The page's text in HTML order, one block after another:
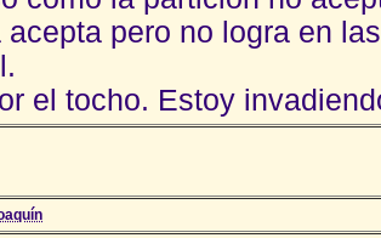
acepta pero no logra en
el tocho. Estoy